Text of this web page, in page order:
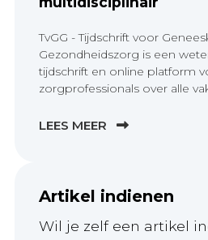
TvGG - Tijdschrift voor
Gezondheidszorg is een
tijdschrift en online platform
zorgprofessionals over alle
LEES MEER
Artikel indienen
Wil je zelf een artikel